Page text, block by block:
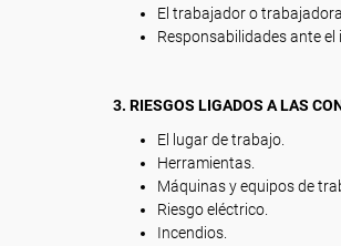
El trabajador o trabajadora.
Responsabilidades ante
3. RIESGOS LIGADOS A LAS
El lugar de trabajo.
Herramientas.
Máquinas y equipos de
Riesgo eléctrico.
Incendios.